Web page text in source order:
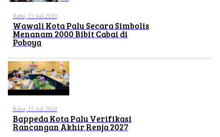
Rabu, 15 Juli 2020
Wawali Kota Palu Secara Simbolis
Menanam 2000 Bibit Cabai di
Poboya
Rabu, 15 Juli 2020
Bappeda Kota Palu Verifikasi
Rancangan Akhir Renja 2027